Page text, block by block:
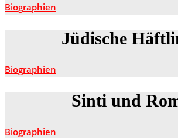
Biographien
Jüdische
Biographien
Sinti und
Biographien